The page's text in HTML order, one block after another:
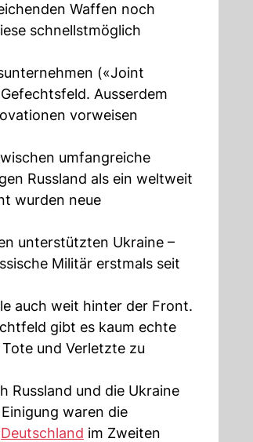
Waffen noch
schnellstmöglich
(«Joint
Ausserdem
vorweisen
umfangreiche
Russland als ein weltweit
wurden neue
unterstützten Ukraine –
Militär erstmals seit
auch weit hinter der Front.
gibt es kaum echte
und Verletzte zu
Russland und die Ukraine
waren die
Deutschland im Zweiten